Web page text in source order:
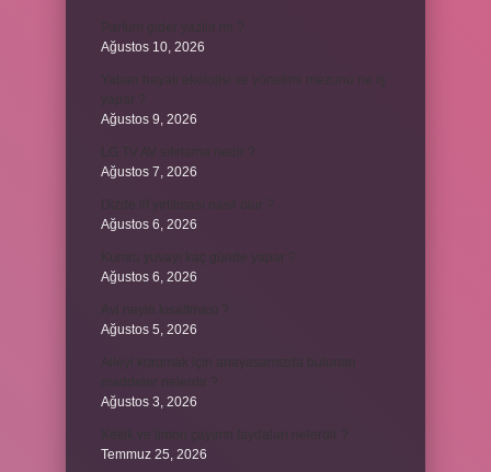
Ağustos 10, 2026
Ağustos 9, 2026
Ağustos 7, 2026
Ağustos 6, 2026
Ağustos 6, 2026
Ağustos 5, 2026
Ağustos 3, 2026
Temmuz 25, 2026